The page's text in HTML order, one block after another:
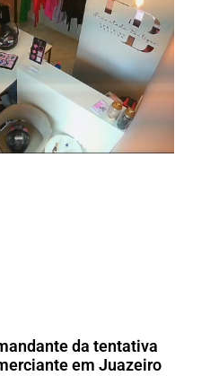
da tentativa
em Juazeiro